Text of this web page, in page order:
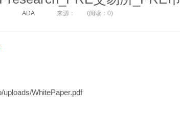
ADA 来源： (阅读：0)
WhitePaper.pdf